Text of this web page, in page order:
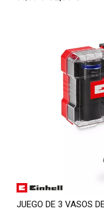
JUEGO DE 3 VASOS